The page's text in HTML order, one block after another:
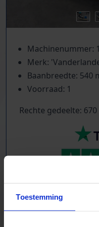
Toestemming
Machinenummer:
Merk:
Baanbreedte: 540
Voorraad: 1
Rechte gedeelte:
Kilometers
Zwaartekracht en